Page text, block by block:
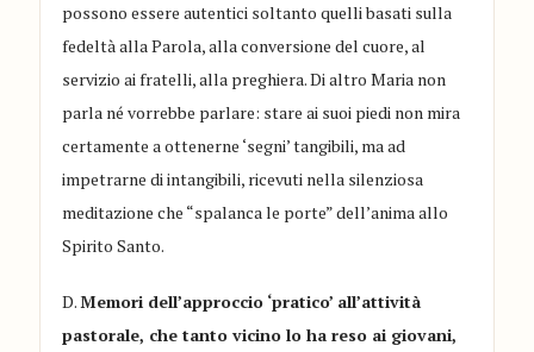
possono essere autentici soltanto quelli basati sulla
fedeltà alla Parola, alla conversione del cuore, al
servizio ai fratelli, alla preghiera. Di altro Maria non
parla né vorrebbe parlare: stare ai suoi piedi non mira
certamente a ottenerne ‘segni’ tangibili, ma ad
impetrarne di intangibili, ricevuti nella silenziosa
meditazione che “spalanca le porte” dell’anima allo
Spirito Santo.
D.Memori dell’approccio ‘pratico’ all’attività
pastorale, che tanto vicino lo ha reso ai giovani,